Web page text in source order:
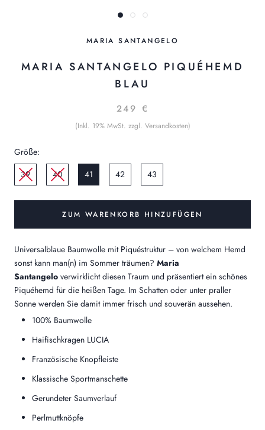
MARIA SANTANGELO
MARIA SANTANGELO PIQUÉHEMD
BLAU
249 €
(Inkl. 19% MwSt. zzgl. Versandkosten)
Größe:
39
40 41 42 43
ZUM WARENKORB HINZUFÜGEN
Universalblaue Baumwolle mit Piquéstruktur – von welchem Hemd
sonst kann man(n) im Sommer träumen? Maria
Santangelo verwirklicht diesen Traum und präsentiert ein schönes
Piquéhemd für die heißen Tage. Im Schatten oder unter praller
Sonne werden Sie damit immer frisch und souverän aussehen.
100% Baumwolle
Haifischkragen LUCIA
Französische Knopfleiste
Klassische Sportmanschette
Gerundeter Saumverlauf
Perlmuttknöpfe